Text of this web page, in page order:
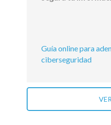
Guía online para
ciberseguridad